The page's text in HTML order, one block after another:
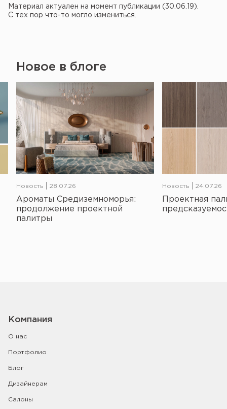
Материал актуален на момент публикации (30.06.19).
С тех пор что-то могло измениться.
Новое в блоге
Новость 28.07.26
Ароматы Средиземноморья:
продолжение проектной
палитры
Новость 24.07.26
Проектная
Компания
О нас
Портфолио
Блог
Дизайнерам
Салоны